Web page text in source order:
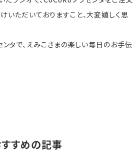
いただいておりますこと、大変嬉しく思
タで、えみこさまの楽しい毎日のお手伝
すすめの記事